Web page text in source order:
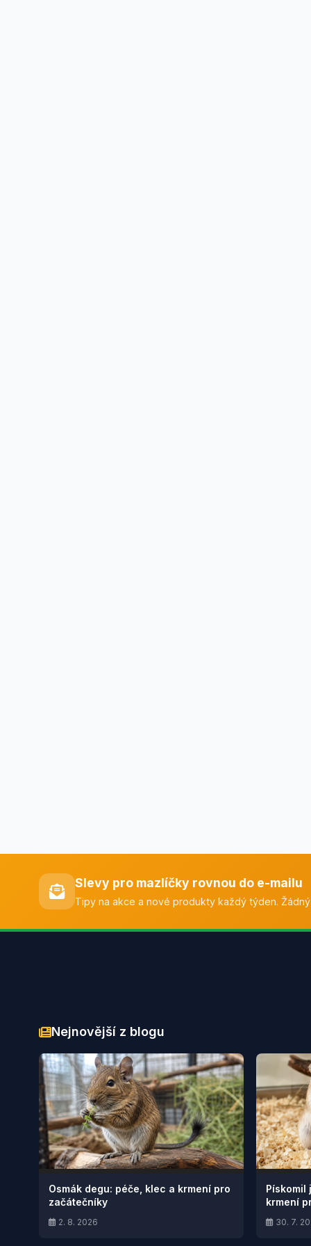
Slevy pro mazlíčky rovnou do e-mailu
Tipy na akce a nové produkty každý týden. Žádný
Nejnovější z blogu
Osmák degu: péče, klec a krmení pro
začátečníky
2. 8. 2026
Pískomil
krmení
30. 7.